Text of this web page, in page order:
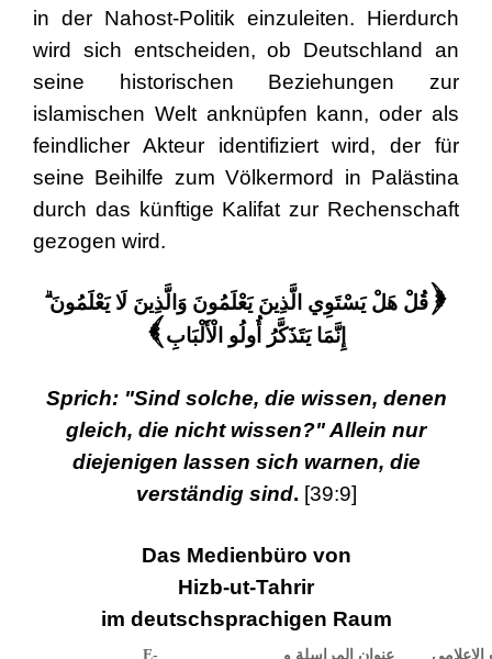
in der Nahost-Politik einzuleiten. Hierdurch
wird sich entscheiden, ob Deutschland an
seine historischen Beziehungen zur
islamischen Welt anknüpfen kann, oder als
feindlicher Akteur identifiziert wird, der für
seine Beihilfe zum Völkermord in Palästina
durch das künftige Kalifat zur Rechenschaft
gezogen wird.
( قُلْ هَلْ يَسْتَوِي الَّذِينَ يَعْلَمُونَ وَالَّذِينَ لَا يَعْلَمُونَ ۗ
إِنَّمَا يَتَذَكَّرُ أُولُو الْأَلْبَابِ )
Sprich: "Sind solche, die wissen, denen
gleich, die nicht wissen?" Allein nur
diejenigen lassen sich warnen, die
verständig sind. [39:9]
Das Medienbüro von
Hizb-ut-Tahrir
im deutschsprachigen Raum
عنوان المراسلة و
E-